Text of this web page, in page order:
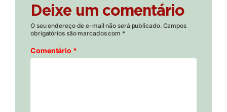
Deixe um comentário
O seu endereço de e-mail não será publicado. Campos
obrigatórios são marcados com *
Comentário *